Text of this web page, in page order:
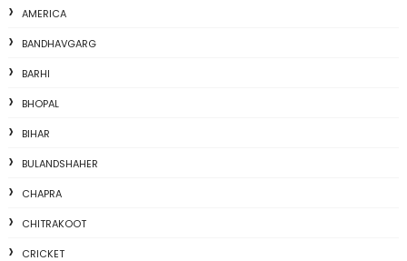
AMERICA
BANDHAVGARG
BARHI
BHOPAL
BIHAR
BULANDSHAHER
CHAPRA
CHITRAKOOT
CRICKET